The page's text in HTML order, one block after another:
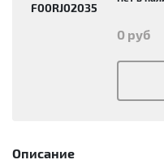
F00RJ02035
0 руб
Описание